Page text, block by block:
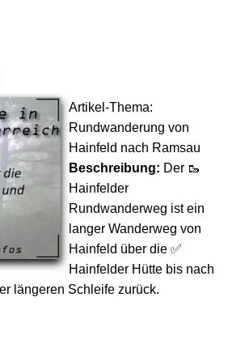
Artikel-Thema:
Rundwanderung von
Hainfeld nach Ramsau
Beschreibung: Der 🥾
Hainfelder
Rundwanderweg ist ein
langer Wanderweg von
Hainfeld über die ✅
Hainfelder Hütte bis nach
längeren Schleife zurück.